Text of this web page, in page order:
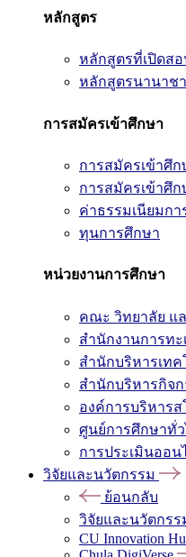
หลักสูตร
หลักสูตรที่เปิดส
หลักสูตรนานาช
การสมัครเข้าศึกษา
การสมัครเข้าศึ
การสมัครเข้าศึ
ค่าธรรมเนียมกา
ทุนการศึกษา
หน่วยงานการศึกษา
คณะ วิทยาลัย แ
สำนักงานการทะ
สำนักบริหารเท
สำนักบริหารกิจ
องค์การบริหาร
ศูนย์การศึกษาทั่ว
การประเมินออน
วิจัยและนวัตกรรม
ย้อนกลับ
วิจัยและนวัตกรร
CU Innovation